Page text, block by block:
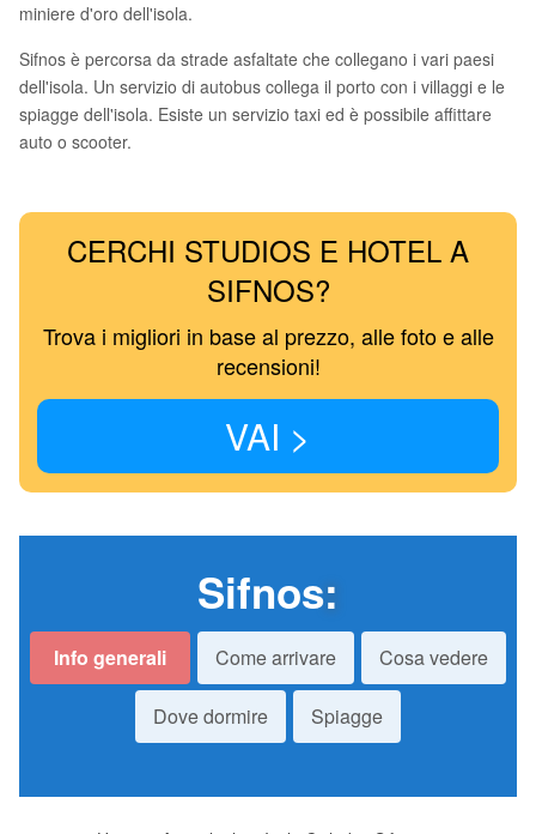
miniere d'oro dell'isola.
Sifnos è percorsa da strade asfaltate che collegano i vari paesi
dell'isola. Un servizio di autobus collega il porto con i villaggi e le
spiagge dell'isola. Esiste un servizio taxi ed è possibile affittare
auto o scooter.
CERCHI STUDIOS E HOTEL A
SIFNOS?
Trova i migliori in base al prezzo, alle foto e alle
recensioni!
VAI >
Sifnos:
Info generali Come arrivare Cosa vedere
Dove dormire Spiagge